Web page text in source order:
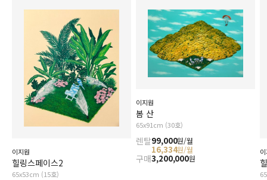
이지원
힐링스페이스2
65x53cm (15호)
이지원
봄 산
65x91cm (30호)
렌탈99,000원/월
16,334원/월
구매3,200,000원